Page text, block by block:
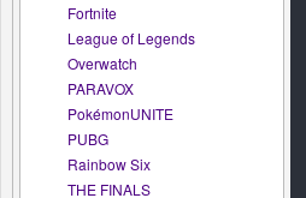
Fortnite
League of Legends
Overwatch
PARAVOX
PokémonUNITE
PUBG
Rainbow Six
THE FINALS